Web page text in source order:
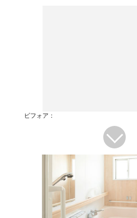
ビフォア：